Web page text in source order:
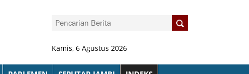
Kamis, 6 Agustus 2026